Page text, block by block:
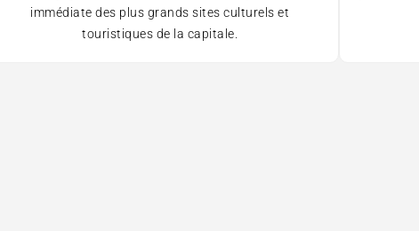
immédiate des plus grands sites culturels et
touristiques de la capitale.